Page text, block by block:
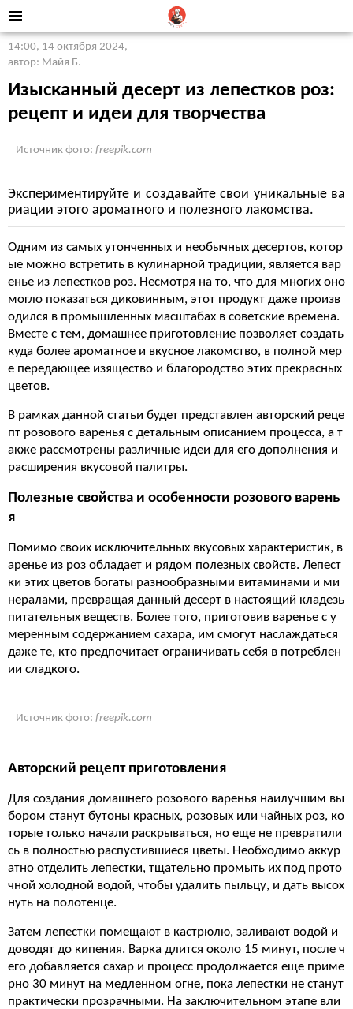
14:00, 14 октября 2024,
автор: Майя Б.
Изысканный десерт из лепестков роз:
рецепт и идеи для творчества
Источник фото: freepik.com
Экспериментируйте и создавайте свои уникальные ва
риации этого ароматного и полезного лакомства.
Одним из самых утонченных и необычных десертов, котор
ые можно встретить в кулинарной традиции, является вар
енье из лепестков роз. Несмотря на то, что для многих оно
могло показаться диковинным, этот продукт даже произв
одился в промышленных масштабах в советские времена.
Вместе с тем, домашнее приготовление позволяет создать
куда более ароматное и вкусное лакомство, в полной мер
е передающее изящество и благородство этих прекрасных
цветов.
В рамках данной статьи будет представлен авторский реце
пт розового варенья с детальным описанием процесса, а т
акже рассмотрены различные идеи для его дополнения и
расширения вкусовой палитры.
Полезные свойства и особенности розового варень
я
Помимо своих исключительных вкусовых характеристик, в
аренье из роз обладает и рядом полезных свойств. Лепест
ки этих цветов богаты разнообразными витаминами и ми
нералами, превращая данный десерт в настоящий кладезь
питательных веществ. Более того, приготовив варенье с у
меренным содержанием сахара, им смогут наслаждаться
даже те, кто предпочитает ограничивать себя в потреблен
ии сладкого.
Источник фото: freepik.com
Авторский рецепт приготовления
Для создания домашнего розового варенья наилучшим вы
бором станут бутоны красных, розовых или чайных роз, ко
торые только начали раскрываться, но еще не превратили
сь в полностью распустившиеся цветы. Необходимо аккур
атно отделить лепестки, тщательно промыть их под прото
чной холодной водой, чтобы удалить пыльцу, и дать высох
нуть на полотенце.
Затем лепестки помещают в кастрюлю, заливают водой и
доводят до кипения. Варка длится около 15 минут, после ч
его добавляется сахар и процесс продолжается еще приме
рно 30 минут на медленном огне, пока лепестки не станут
практически прозрачными. На заключительном этапе вли